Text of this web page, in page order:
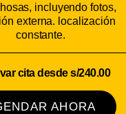
incluyendo fotos,
externa. localización
constante.
cita desde s/240.00
AHORA